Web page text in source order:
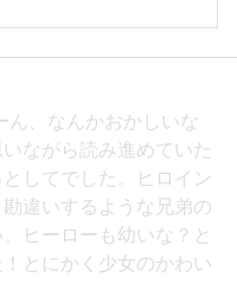
ん、なんかおかしいな
ながら読み進めていた
してでした。ヒロイン
違いするような兄弟の
ヒーローも幼いな？と
とにかく少女のかわい